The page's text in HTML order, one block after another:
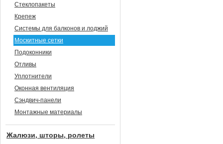
Стеклопакеты
Крепеж
Системы для балконов и лоджий
Москитные сетки
Подоконники
Отливы
Уплотнители
Оконная вентиляция
Сэндвич-панели
Монтажные материалы
Жалюзи, шторы, ролеты